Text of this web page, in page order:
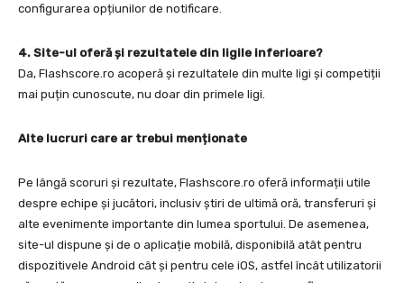
configurarea opțiunilor de notificare.
4. Site-ul oferă și rezultatele din ligile inferioare?
Da, Flashscore.ro acoperă și rezultatele din multe ligi și competiții
mai puțin cunoscute, nu doar din primele ligi.
Alte lucruri care ar trebui menționate
Pe lângă scoruri și rezultate, Flashscore.ro oferă informații utile
despre echipe și jucători, inclusiv știri de ultimă oră, transferuri și
alte evenimente importante din lumea sportului. De asemenea,
site-ul dispune și de o aplicație mobilă, disponibilă atât pentru
dispozitivele Android cât și pentru cele iOS, astfel încât utilizatorii